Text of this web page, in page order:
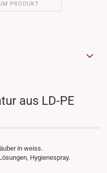
PRODUKT
aus LD-PE
in weiss.
Hygienespray.